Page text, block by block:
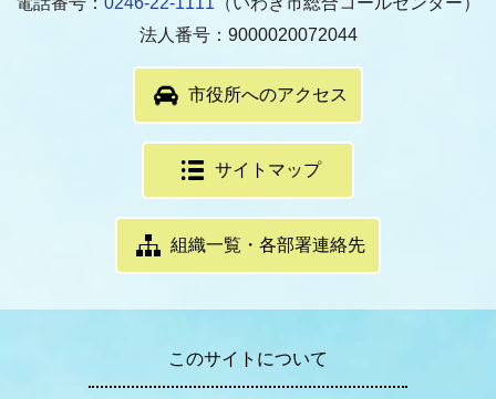
法人番号：9000020072044
市役所へのアクセス
サイトマップ
組織一覧・各部署連絡先
このサイトについて